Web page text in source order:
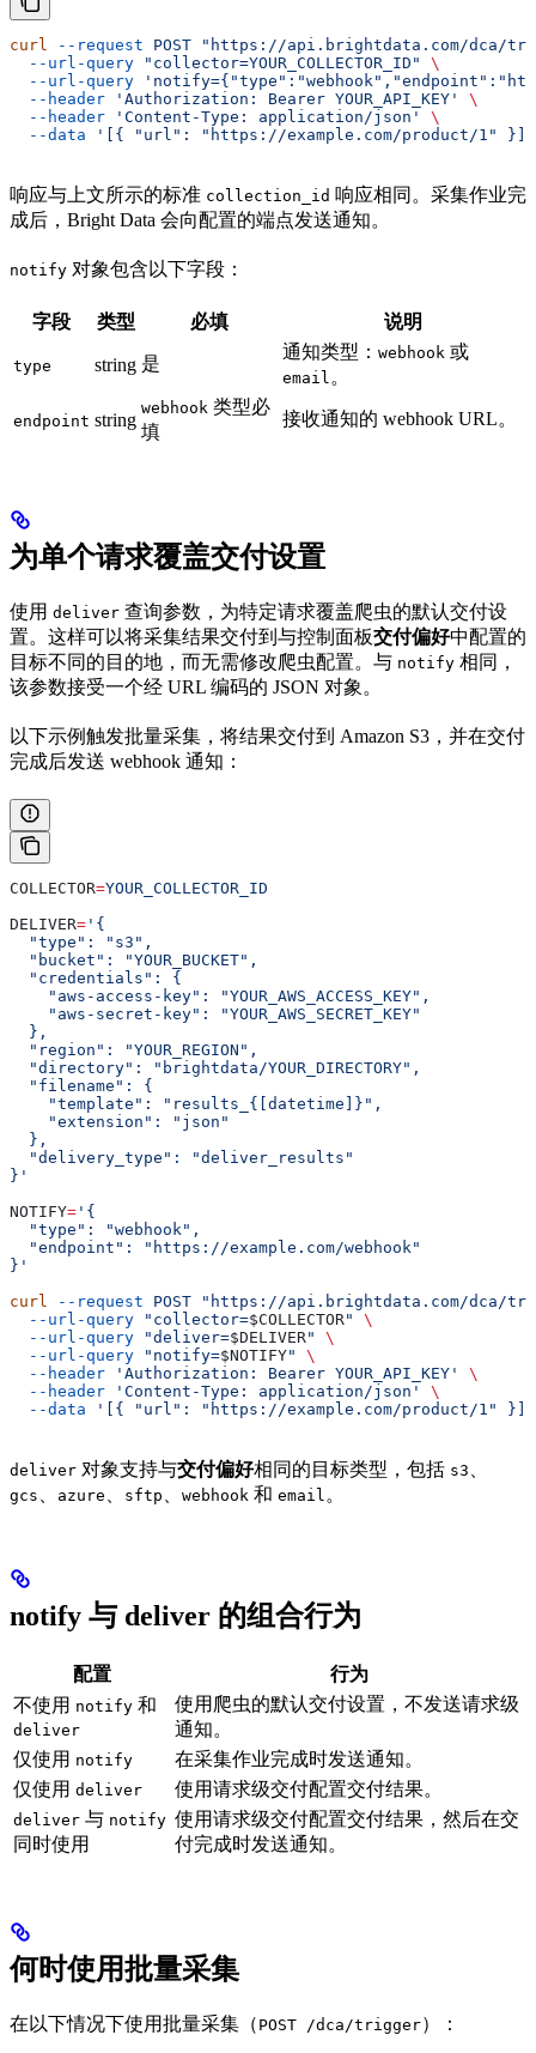
curl --request POST "https://api.brightdata.com/dca/
  --url-query
"collector=YOUR_COLLECTOR_ID"
\
  --url-query
  --header
'Authorization: Bearer YOUR_API_KEY'
\
  --header
'Content-Type: application/json'
\
  --data
'[{ "url": "https://example.com/product/1" }]'
响应与上文所示的标准 collection_id 响应相同。采集作业完
成后，Bright Data 会向配置的端点发送通知。
notify 对象包含以下字段：
字段 类型 必填 说明
type string 是
通知类型： webhook 或
email 。
endpoint string
webhook 类型必
填
接收通知的 webhook URL。
为单个请求覆盖交付设置
使用 deliver 查询参数，为特定请求覆盖爬虫的默认交付设
置。这样可以将采集结果交付到与控制面板交付偏好中配置的
目标不同的目的地，而无需修改爬虫配置。与 notify 相同，
该参数接受一个经 URL 编码的 JSON 对象。
以下示例触发批量采集，将结果交付到 Amazon S3，并在交付
完成后发送 webhook 通知：
COLLECTOR=YOUR_COLLECTOR_ID
DELIVER= '{
  "type": "s3",
  "bucket": "YOUR_BUCKET",
  "credentials": {
    "aws-access-key": "YOUR_AWS_ACCESS_KEY",
    "aws-secret-key": "YOUR_AWS_SECRET_KEY"
  },
  "region": "YOUR_REGION",
  "directory": "brightdata/YOUR_DIRECTORY",
  "filename": {
    "template": "results_{[datetime]}",
    "extension": "json"
  },
  "delivery_type": "deliver_results"
}'
NOTIFY= '{
  "type": "webhook",
  "endpoint": "https://example.com/webhook"
}'
curl --request POST "https://api.brightdata.com/dca/
  --url-query
"collector=$COLLECTOR"
\
  --url-query
"deliver=$DELIVER"
\
  --url-query
"notify=$NOTIFY"
\
  --header
'Authorization: Bearer YOUR_API_KEY'
\
  --header
'Content-Type: application/json'
\
  --data
'[{ "url": "https://example.com/product/1" }]'
deliver 对象支持与交付偏好相同的目标类型，包括 s3
gcs azure sftp webhook 和 email 。
notify 与 deliver 的组合行为
配置
行为
不使用 notify 和
deliver
使用爬虫的默认交付设置，不发送请求级
通知。
仅使用 notify
在采集作业完成时发送通知。
仅使用 deliver 使用请求级交付配置交付结果。
deliver 与 notify
同时使用
使用请求级交付配置交付结果，然后在交
付完成时发送通知。
何时使用批量采集
在以下情况下使用批量采集（ POST /dca/trigger）：